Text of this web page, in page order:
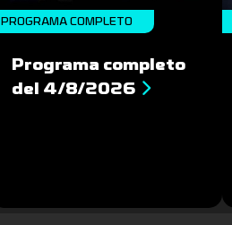
PROGRAMA COMPLETO
Programa completo
del 4/8/2026